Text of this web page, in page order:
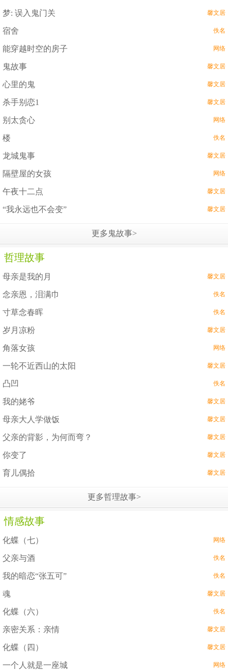
梦: 误入鬼门关 馨文居
宿舍 佚名
能穿越时空的房子 网络
鬼故事 馨文居
心里的鬼 馨文居
杀手别恋1 馨文居
别太贪心 网络
楼 佚名
龙城鬼事 馨文居
隔壁屋的女孩 网络
午夜十二点 馨文居
“我永远也不会变” 馨文居
更多鬼故事>
哲理故事
母亲是我的月 馨文居
念亲恩，泪满巾 佚名
寸草念春晖 佚名
岁月凉粉 馨文居
角落女孩 网络
一轮不近西山的太阳 馨文居
凸凹 佚名
我的姥爷 馨文居
母亲大人学做饭 馨文居
父亲的背影，为何而弯？ 馨文居
你变了 馨文居
育儿偶拾 馨文居
更多哲理故事>
情感故事
化蝶（七） 网络
父亲与酒 佚名
我的暗恋“张五可” 佚名
魂 馨文居
化蝶（六） 佚名
亲密关系：亲情 馨文居
化蝶（四） 馨文居
一个人就是一座城 网络